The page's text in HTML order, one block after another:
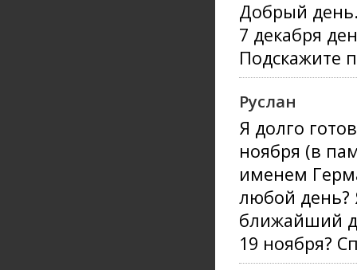
Добрый
7 декабря
Подскажите
Руслан
Я долго
ноября (в
именем
любой день?
ближайший
19 ноября?